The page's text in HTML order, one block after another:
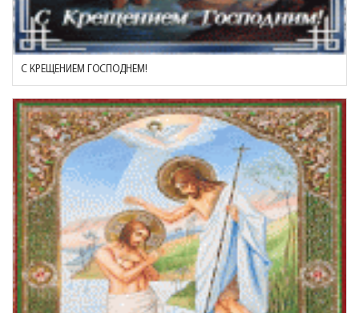
С КРЕЩЕНИЕМ ГОСПОДНЕМ!